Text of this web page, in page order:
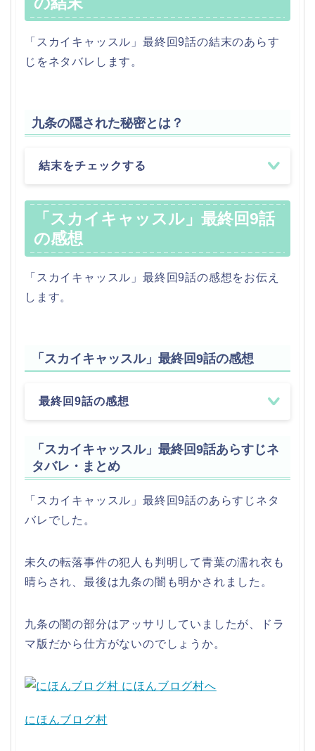
「スカイキャッスル」最終回9話の結末のあらす
じをネタバレします。
九条の隠された秘密とは？
結末をチェックする
「スカイキャッスル」最終回9話
の感想
「スカイキャッスル」最終回9話の感想をお伝え
します。
「スカイキャッスル」最終回9話の感想
最終回9話の感想
「スカイキャッスル」最終回9話あらすじネ
タバレ・まとめ
「スカイキャッスル」最終回9話のあらすじネタ
バレでした。
未久の転落事件の犯人も判明して青葉の濡れ衣も
晴らされ、最後は九条の闇も明かされました。
九条の闇の部分はアッサリしていましたが、ドラ
マ版だから仕方がないのでしょうか。
にほんブログ村